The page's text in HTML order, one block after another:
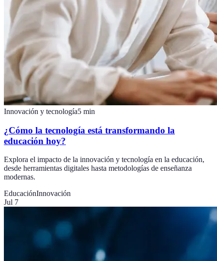
Innovación y tecnología5 min
¿Cómo la tecnología está transformando la
educación hoy?
Explora el impacto de la innovación y tecnología en la educación,
desde herramientas digitales hasta metodologías de enseñanza
modernas.
EducaciónInnovación
Jul 7